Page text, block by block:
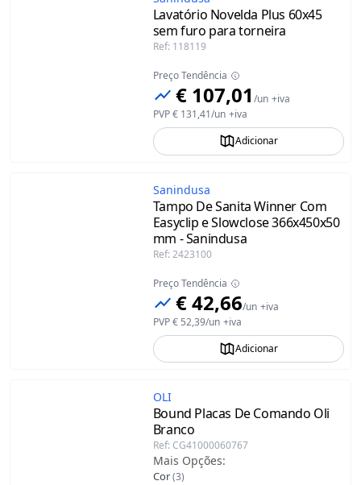
Lavatório Novelda Plus 60x45
sem furo para torneira
Ref: 118119
Preço Tendência
€ 107,01 /un +iva
PVP€ 131,41/un +iva
Adicionar
Sanindusa
Tampo De Sanita Winner Com
Easyclip e Slowclose 366x450x50
mm - Sanindusa
Ref: 2423100
Preço Tendência
€ 42,66/un +iva
PVP€ 52,39/un +iva
Adicionar
OLI
Bound Placas De Comando Oli
Branco
Ref: CG41000060767
Mais Opções:
Cor(3)